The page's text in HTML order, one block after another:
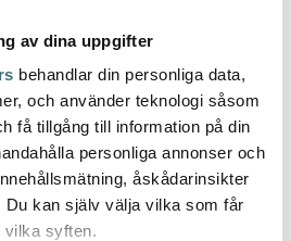
av dina uppgifter
behandlar din personliga data,
och använder teknologi såsom
få tillgång till information på din
personliga annonser och
åskådarinsikter
kan själv välja vilka som får
vilka syften.
Rosti
Margrethe skål set 2
delar 1,5 + 3 L stål
1249 kr